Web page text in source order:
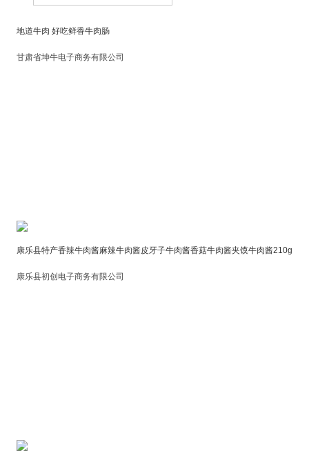
地道牛肉 好吃鲜香牛肉肠
甘肃省坤牛电子商务有限公司
康乐县特产香辣牛肉酱麻辣牛肉酱皮牙子牛肉酱香菇牛肉酱夹馍牛肉酱210g
康乐县初创电子商务有限公司